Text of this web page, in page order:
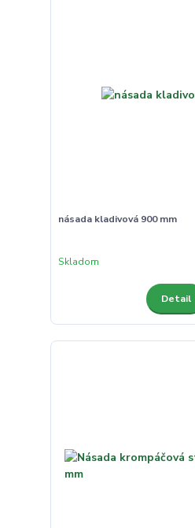
násada kladivová 900 mm
Skladom
Detail